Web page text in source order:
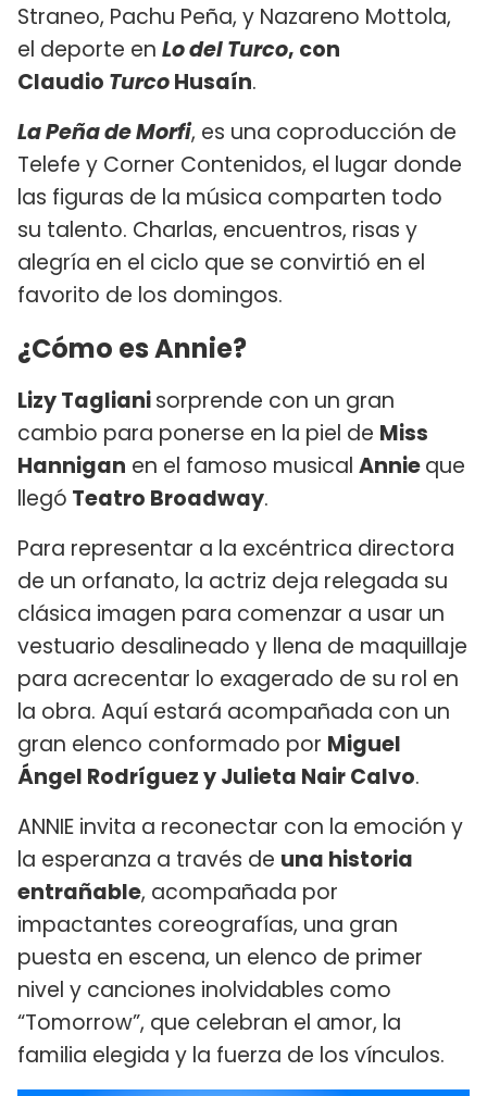
Straneo, Pachu Peña, y Nazareno Mottola,
el deporte en Lo del Turco, con
Claudio TurcoHusaín.
La Peña de Morfi, es una coproducción de
Telefe y Corner Contenidos, el lugar donde
las figuras de la música comparten todo
su talento. Charlas, encuentros, risas y
alegría en el ciclo que se convirtió en el
favorito de los domingos.
¿Cómo es Annie?
Lizy Taglianisorprende con un gran
cambio para ponerse en la piel de Miss
Hannigan en el famoso musical Annieque
llegó Teatro Broadway.
Para representar a la excéntrica directora
de un orfanato, la actriz deja relegada su
clásica imagen para comenzar a usar un
vestuario desalineado y llena de maquillaje
para acrecentar lo exagerado de su rol en
la obra. Aquí estará acompañada con un
gran elenco conformado por Miguel
Ángel Rodríguez y Julieta Nair Calvo.
ANNIE invita a reconectar con la emoción y
la esperanza a través de una historia
entrañable, acompañada por
impactantes coreografías, una gran
puesta en escena, un elenco de primer
nivel y canciones inolvidables como
“Tomorrow”, que celebran el amor, la
familia elegida y la fuerza de los vínculos.